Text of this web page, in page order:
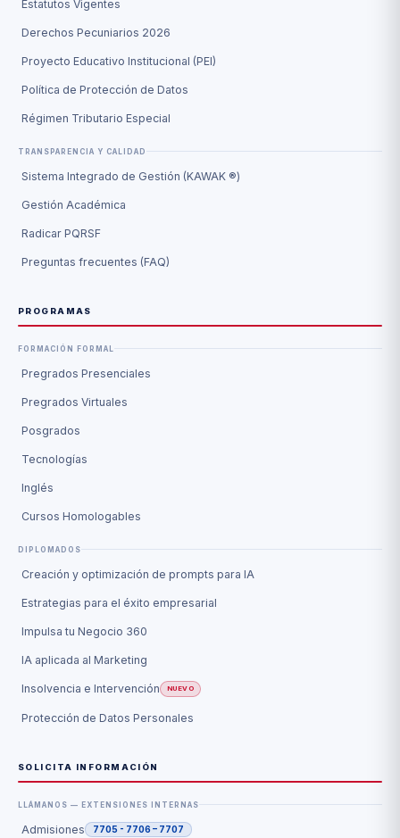
Estatutos Vigentes
Derechos Pecuniarios 2026
Proyecto Educativo Institucional (PEI)
Política de Protección de Datos
Régimen Tributario Especial
TRANSPARENCIA Y CALIDAD
Sistema Integrado de Gestión (KAWAK ®)
Gestión Académica
Radicar PQRSF
Preguntas frecuentes (FAQ)
PROGRAMAS
FORMACIÓN FORMAL
Pregrados Presenciales
Pregrados Virtuales
Posgrados
Tecnologías
Inglés
Cursos Homologables
DIPLOMADOS
Creación y optimización de prompts para IA
Estrategias para el éxito empresarial
Impulsa tu Negocio 360
IA aplicada al Marketing
Insolvencia e Intervención NUEVO
Protección de Datos Personales
SOLICITA INFORMACIÓN
LLÁMANOS — EXTENSIONES INTERNAS
Admisiones 7705 - 7706 – 7707